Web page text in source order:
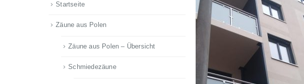
Startseite
Zäune aus Polen
Zäune aus Polen – Übersicht
Schmiedezäune